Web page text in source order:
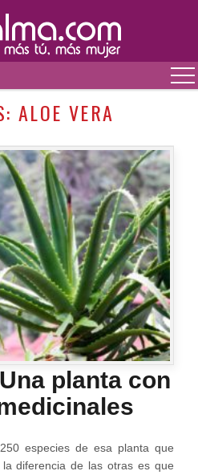
ALOE VERA
planta con
especies de esa planta que
diferencia de las otras es que